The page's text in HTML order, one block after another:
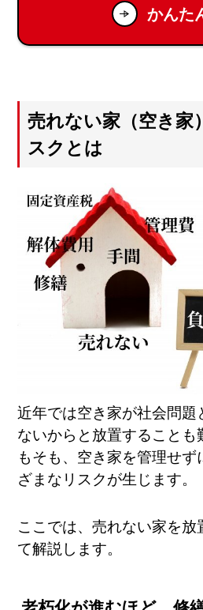
かんた
売れない家（空き家
スクとは
近年では空き家が社会問題
ないからと放置することも
もそも、空き家を管理せず
ざまなリスクが生じます。
ここでは、売れない家を放
て解説します。